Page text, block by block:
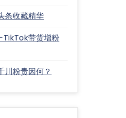
条收藏精华
带货增粉
川粉贵因何？